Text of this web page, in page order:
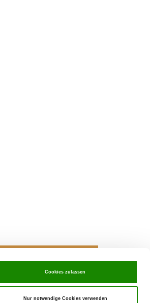
Cookies zulassen
Nur notwendige Cookies verwenden